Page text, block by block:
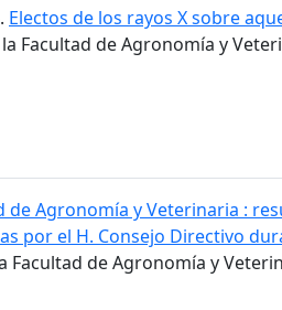
Electos de los rayos X sobre
la Facultad de Agronomía y
de Agronomía y Veterinaria :
por el H. Consejo Directivo
Facultad de Agronomía y